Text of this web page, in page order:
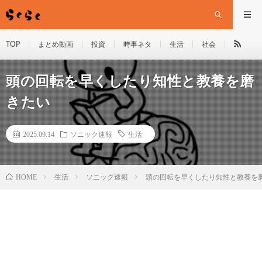
TOP まとめ動画 投資 時事ネタ 生活 社会
頭の回転を早くしたり知性と教養を磨
きたい
2025.09.14 ソニック速報 生活
HOME 生活 ソニック速報 頭の回転を早くしたり知性と教養を